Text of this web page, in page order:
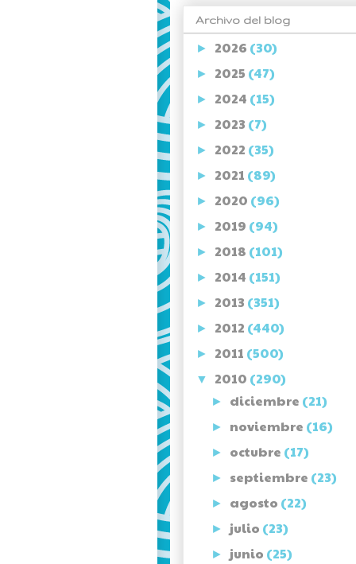
Archivo del blog
► 2026 (30)
► 2025 (47)
► 2024 (15)
► 2023 (7)
► 2022 (35)
► 2021 (89)
► 2020 (96)
► 2019 (94)
► 2018 (101)
► 2014 (151)
► 2013 (351)
► 2012 (440)
► 2011 (500)
▼ 2010 (290)
► diciembre (21)
► noviembre (16)
► octubre (17)
► septiembre (23)
► agosto (22)
► julio (23)
► junio (25)